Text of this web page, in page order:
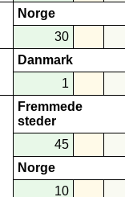
Norge
30
Danmark
1
Fremmede
steder
45
Norge
10